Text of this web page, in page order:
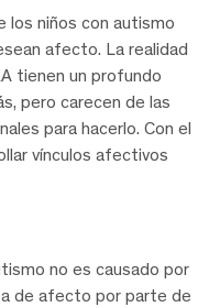
los niños con autismo
afecto. La realidad
tienen un profundo
pero carecen de las
para hacerlo. Con el
vínculos afectivos
no es causado por
de afecto por parte de